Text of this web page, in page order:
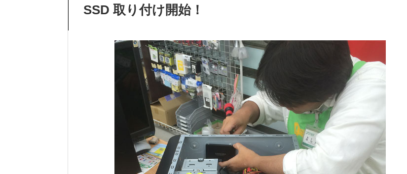
SSD 取り付け開始！